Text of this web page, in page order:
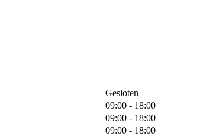
Gesloten
09:00 - 18:00
09:00 - 18:00
09:00 - 18:00